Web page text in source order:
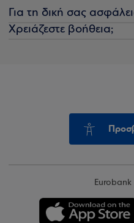
Για τη δική σας
Χρειάζεστε βοήθεια;